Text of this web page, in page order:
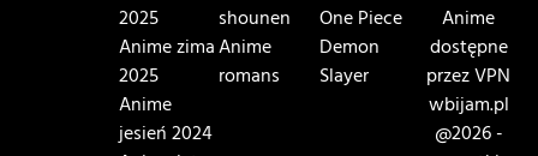
2025
Anime zima
2025
Anime
jesień 2024
shounen
Anime
romans
One Piece
Demon
Slayer
Anime
dostępne
przez VPN
wbijam.pl
@2026 -